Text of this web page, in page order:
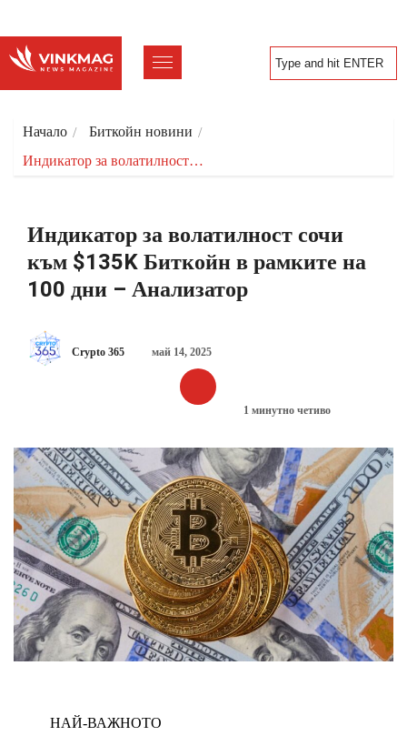
Начало
Биткойн новини
Индикатор за волатилност…
Индикатор за волатилност сочи
към $135K Биткойн в рамките на
100 дни – Анализатор
Crypto 365 май 14, 2025
1 минутно четиво
НАЙ-ВАЖНОТО